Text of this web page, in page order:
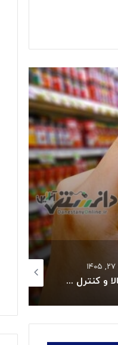
تامین کالا و کنترل قیمت هااز راهبردهای اصلی دولت است
اردیبهشت ۲۷, ۱۴۰۵